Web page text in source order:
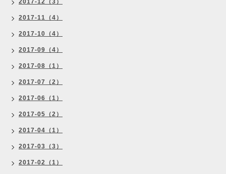
2017-12（3）
2017-11（4）
2017-10（4）
2017-09（4）
2017-08（1）
2017-07（2）
2017-06（1）
2017-05（2）
2017-04（1）
2017-03（3）
2017-02（1）